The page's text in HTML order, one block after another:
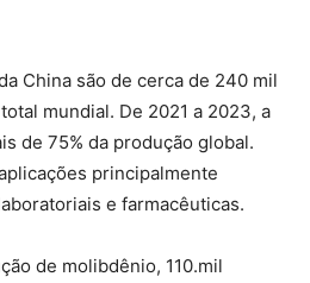
China são de cerca de 240 mil
mundial. De 2021 a 2023, a
de 75% da produção global.
principalmente
e farmacêuticas.
de molibdênio, 110.mil